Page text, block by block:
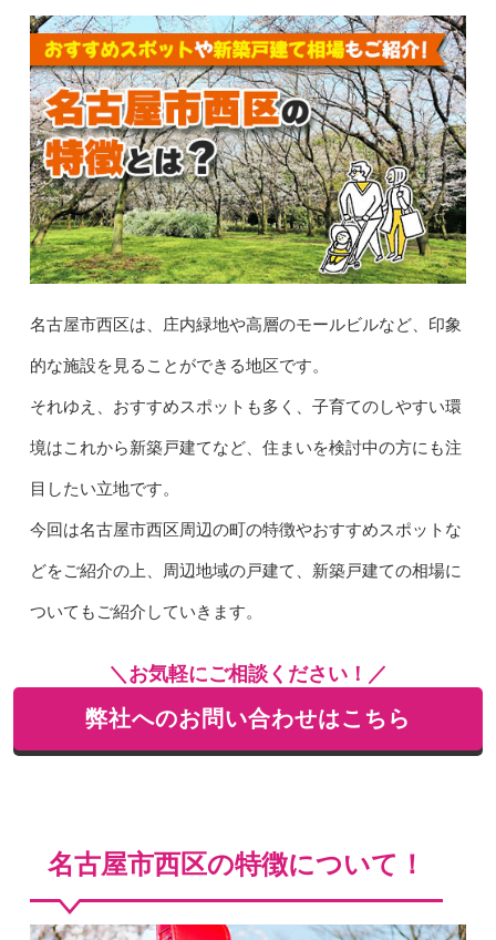
名古屋市西区は、庄内緑地や高層のモールビルなど、印象
的な施設を見ることができる地区です。
それゆえ、おすすめスポットも多く、子育てのしやすい環
境はこれから新築戸建てなど、住まいを検討中の方にも注
目したい立地です。
今回は名古屋市西区周辺の町の特徴やおすすめスポットな
どをご紹介の上、周辺地域の戸建て、新築戸建ての相場に
ついてもご紹介していきます。
＼お気軽にご相談ください！／
弊社へのお問い合わせはこちら
名古屋市西区の特徴について！